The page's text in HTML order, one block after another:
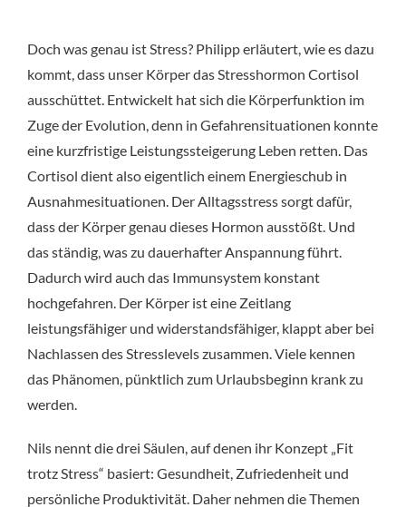
Doch was genau ist Stress? Philipp erläutert, wie es dazu
kommt, dass unser Körper das Stresshormon Cortisol
ausschüttet. Entwickelt hat sich die Körperfunktion im
Zuge der Evolution, denn in Gefahrensituationen konnte
eine kurzfristige Leistungssteigerung Leben retten. Das
Cortisol dient also eigentlich einem Energieschub in
Ausnahmesituationen. Der Alltagsstress sorgt dafür,
dass der Körper genau dieses Hormon ausstößt. Und
das ständig, was zu dauerhafter Anspannung führt.
Dadurch wird auch das Immunsystem konstant
hochgefahren. Der Körper ist eine Zeitlang
leistungsfähiger und widerstandsfähiger, klappt aber bei
Nachlassen des Stresslevels zusammen. Viele kennen
das Phänomen, pünktlich zum Urlaubsbeginn krank zu
werden.
Nils nennt die drei Säulen, auf denen ihr Konzept „Fit
trotz Stress“ basiert: Gesundheit, Zufriedenheit und
persönliche Produktivität. Daher nehmen die Themen